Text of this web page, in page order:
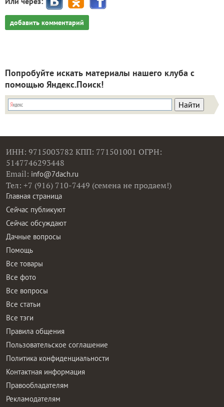
добавить комментарий
Попробуйте искать материалы нашего клуба с
помощью Яндекс.Поиск!
ИНН: 9715003782 КПП: 771501001 ОГРН:
5147746293448
Email: info@7dach.ru
Тел: +7 (916) 710-7449 (семена не продаем!)
Главная страница
Сейчас публикуют
Сейчас обсуждают
Дачные вопросы
Помощь
Все товары
Все фото
Все вопросы
Все статьи
Все тэги
Правила общения
Пользовательское соглашение
Политика конфиденциальности
Контактная информация
Правообладателям
Рекламодателям